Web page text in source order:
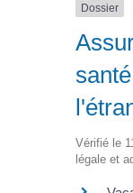
Dossier
Vérifié le
légale et